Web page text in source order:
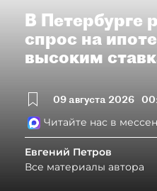
В Петербурге
спрос на
высоким
09 августа 2026
Читайте нас в
Евгений Петров
Все материалы автора